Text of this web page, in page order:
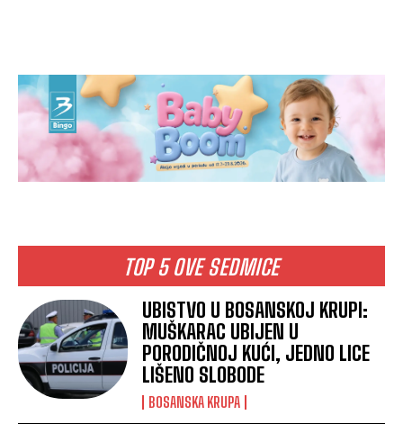
TOP 5 OVE SEDMICE
UBISTVO U BOSANSKOJ KRUPI:
MUŠKARAC UBIJEN U
PORODIČNOJ KUĆI, JEDNO LICE
LIŠENO SLOBODE
BOSANSKA KRUPA